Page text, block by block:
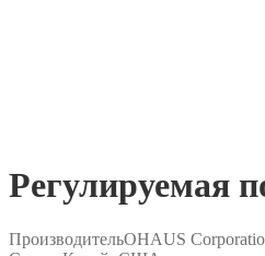
Регулируемая
ПроизводительOHAUS